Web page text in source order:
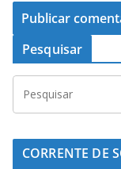
Pesquisar
CORRENTE DE